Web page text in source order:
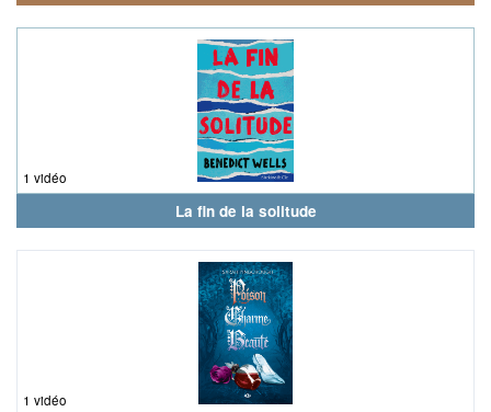
1 vidéo
La fin de la solitude
1 vidéo